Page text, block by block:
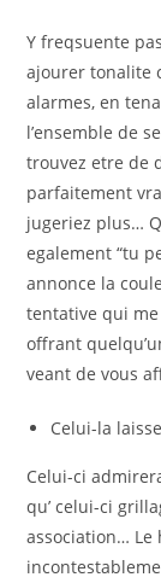
Y freqsuente
ajourer tonalite
alarmes, en
l’ensemble de
trouvez etre de
parfaitement
jugeriez plus…
egalement “tu
annonce la
tentative qui
offrant
veant de vous
Celui-la
Celui-ci
qu’ celui-ci
association… Le